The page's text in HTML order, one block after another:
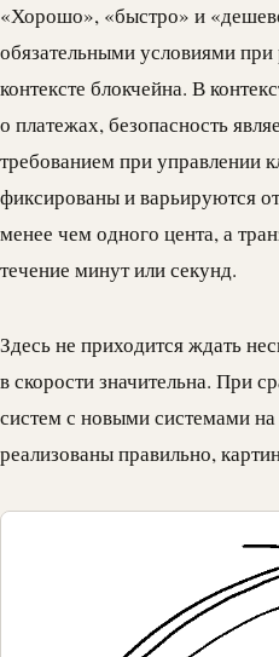
«Хорошо», «быстро» и
обязательными условиями
контексте блокчейна. В
о платежах, безопасность
требованием при управлении
фиксированы и варьируются
менее чем одного цента, а
течение минут или секунд.
Здесь не приходится ждать
в скорости значительна. При
систем с новыми системами
реализованы правильно,